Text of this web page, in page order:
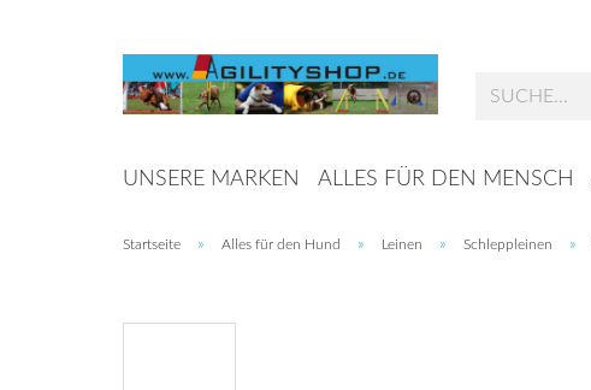
UNSERE MARKEN ALLES FÜR DEN MENSCH
Startseite » Alles für den Hund » Leinen » Schleppleinen »